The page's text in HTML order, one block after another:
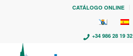
CATÁLOGO ONLINE
+34 986 28 19 32